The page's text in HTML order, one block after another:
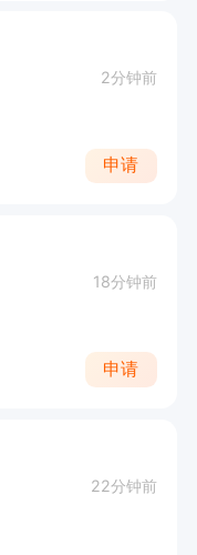
2分钟前
申请
18分钟前
申请
22分钟前